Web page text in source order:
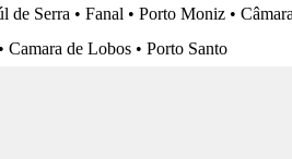
de Serra • Fanal • Porto Moniz •
Camara de Lobos • Porto Santo